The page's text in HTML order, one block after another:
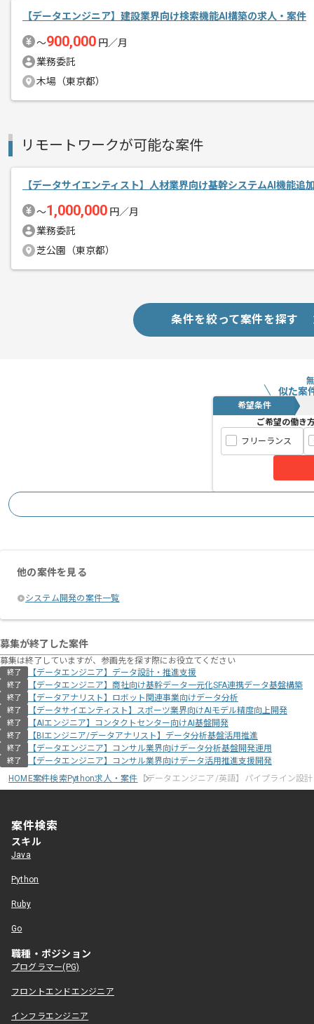
複数案件を保有している企業ですので、
【データエンジニア】建設業界向け検索機能AI構築の求人・案件
〜900,000 円／月
業務委託
木場（東京都）
リモートワークが可能な案件
【データサイエンティスト】人材業界向け基幹システムAI機能追
〜1,000,000 円／月
業務委託
芝公園（東京都）
条件を絞って案件を探す
似た案
希望条件
ご希望の働き
フリーランス
他の案件を見る
システム開発の案件一覧
募集が終了した案件
募集は終了していますが、参画先を探す際にお役立てください
終了 【データエンジニア】データ設計・推進支援
終了 【データエンジニア】商社向け基幹データ一元化SFA連携データ基盤構築
終了 【データアナリスト】ロボット関連事業向けデータ分析
終了 【データサイエンティスト】スポーツ業界向けAIモデル精度向上開発
終了 【AIエンジニア】コンタクトセンター向けAI基盤開発
終了 【BIエンジニア/データアナリスト】データ分析基盤活用推進
終了 【データエンジニア】コンサル業界向けデータ分析基盤開発運用
終了
【データエンジニア】コンサル業界向けデータ活用推進支援開発
HOME案件検索Python求人・案件 【データエンジニア/英語】パイプライン設
案件検索
スキル
Java
Python
Ruby
Go
職種・ポジション
プログラマー(PG)
フロントエンドエンジニア
インフラエンジニア